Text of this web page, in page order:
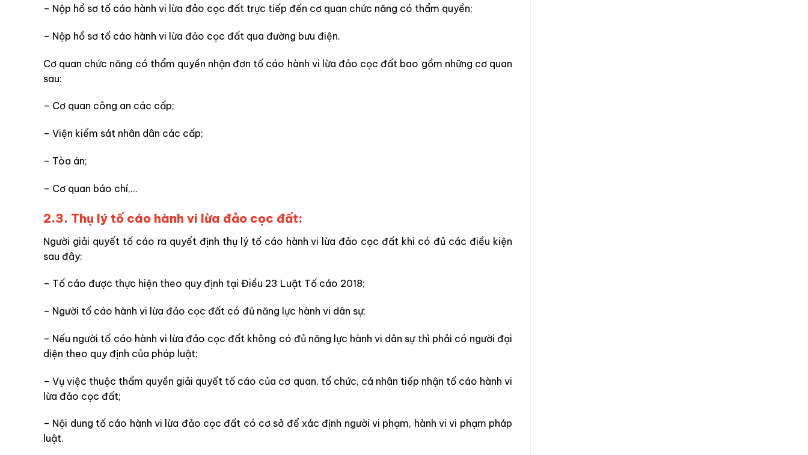
– Nộp hồ sơ tố cáo hành vi lừa đảo cọc đất trực tiếp đến cơ quan chức năng có thẩm quyền;
– Nộp hồ sơ tố cáo hành vi lừa đảo cọc đất qua đường bưu điện.
Cơ quan chức năng có thẩm quyền nhận đơn tố cáo hành vi lừa đảo cọc đất bao gồm những cơ quan
sau:
– Cơ quan công an các cấp;
– Viện kiểm sát nhân dân các cấp;
– Tòa án;
– Cơ quan báo chí,…
2.3. Thụ lý tố cáo hành vi lừa đảo cọc đất:
Người giải quyết tố cáo ra quyết định thụ lý tố cáo hành vi lừa đảo cọc đất khi có đủ các điều kiện
sau đây:
– Tố cáo được thực hiện theo quy định tại Điều 23 Luật Tố cáo 2018;
– Người tố cáo hành vi lừa đảo cọc đất có đủ năng lực hành vi dân sự;
– Nếu người tố cáo hành vi lừa đảo cọc đất không có đủ năng lực hành vi dân sự thì phải có người đại
diện theo quy định của pháp luật;
– Vụ việc thuộc thẩm quyền giải quyết tố cáo của cơ quan, tổ chức, cá nhân tiếp nhận tố cáo hành vi
lừa đảo cọc đất;
– Nội dung tố cáo hành vi lừa đảo cọc đất có cơ sở để xác định người vi phạm, hành vi vi phạm pháp
luật.